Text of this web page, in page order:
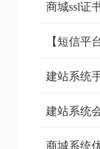
商城ssl证
【短信平
建站系统
建站系统
组
商城系统